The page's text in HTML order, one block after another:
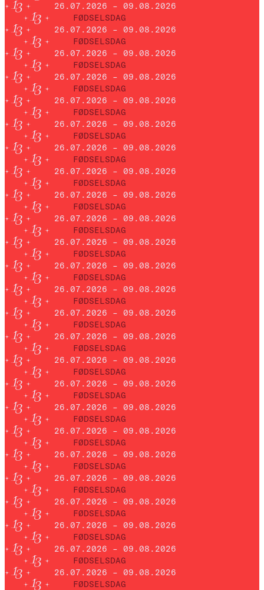
26.07.2026 – 09.08.2026
FØDSELSDAG
26.07.2026 – 09.08.2026
FØDSELSDAG
26.07.2026 – 09.08.2026
FØDSELSDAG
26.07.2026 – 09.08.2026
FØDSELSDAG
26.07.2026 – 09.08.2026
FØDSELSDAG
26.07.2026 – 09.08.2026
FØDSELSDAG
26.07.2026 – 09.08.2026
FØDSELSDAG
26.07.2026 – 09.08.2026
FØDSELSDAG
26.07.2026 – 09.08.2026
FØDSELSDAG
26.07.2026 – 09.08.2026
FØDSELSDAG
26.07.2026 – 09.08.2026
FØDSELSDAG
26.07.2026 – 09.08.2026
FØDSELSDAG
26.07.2026 – 09.08.2026
FØDSELSDAG
26.07.2026 – 09.08.2026
FØDSELSDAG
26.07.2026 – 09.08.2026
FØDSELSDAG
26.07.2026 – 09.08.2026
FØDSELSDAG
26.07.2026 – 09.08.2026
FØDSELSDAG
26.07.2026 – 09.08.2026
FØDSELSDAG
26.07.2026 – 09.08.2026
FØDSELSDAG
26.07.2026 – 09.08.2026
FØDSELSDAG
26.07.2026 – 09.08.2026
FØDSELSDAG
26.07.2026 – 09.08.2026
FØDSELSDAG
26.07.2026 – 09.08.2026
FØDSELSDAG
26.07.2026 – 09.08.2026
FØDSELSDAG
26.07.2026 – 09.08.2026
FØDSELSDAG